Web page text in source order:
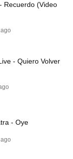
Loyalty Test
Recuerdo (Video
- Quiero Volver
- Oye